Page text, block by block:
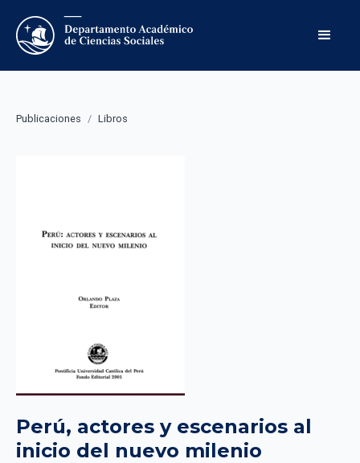
Publicaciones / Libros
Perú, actores y escenarios al
inicio del nuevo milenio